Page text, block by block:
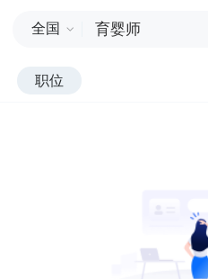
全国
职位